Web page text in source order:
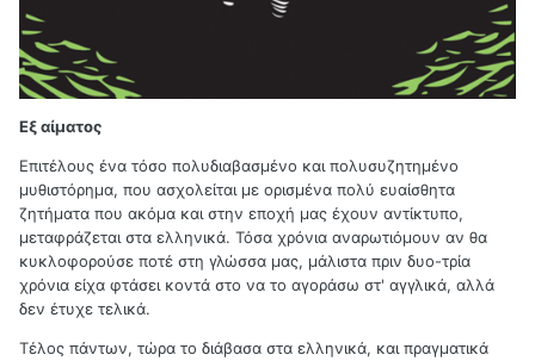
Εξ αίματος
Επιτέλους ένα τόσο πολυδιαβασμένο και πολυσυζητημένο
μυθιστόρημα, που ασχολείται με ορισμένα πολύ ευαίσθητα
ζητήματα που ακόμα και στην εποχή μας έχουν αντίκτυπο,
μεταφράζεται στα ελληνικά. Τόσα χρόνια αναρωτιόμουν αν θα
κυκλοφορούσε ποτέ στη γλώσσα μας, μάλιστα πριν δυο-τρία
χρόνια είχα φτάσει κοντά στο να το αγοράσω στ' αγγλικά, αλλά
δεν έτυχε τελικά.
Τέλος πάντων, τώρα το διάβασα στα ελληνικά, και πραγματικά